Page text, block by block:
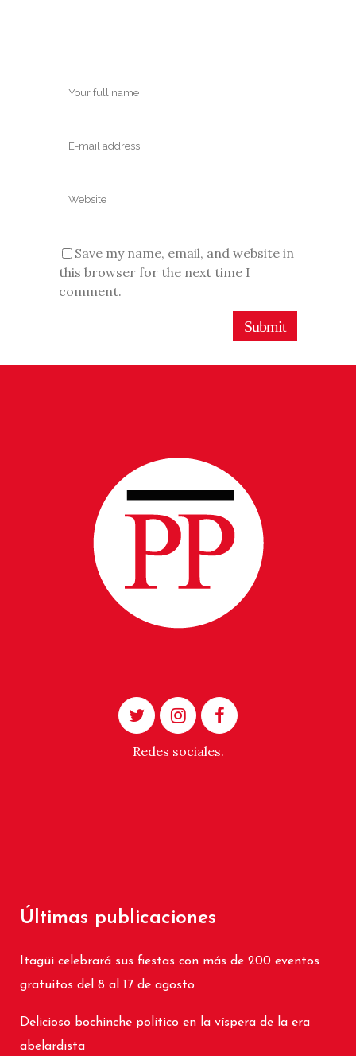
Save my name, email, and website in
this browser for the next time I
comment.
Redes sociales.
Últimas publicaciones
Itagüí celebrará sus fiestas con más de 200 eventos
gratuitos del 8 al 17 de agosto
Delicioso bochinche político en la víspera de la era
abelardista